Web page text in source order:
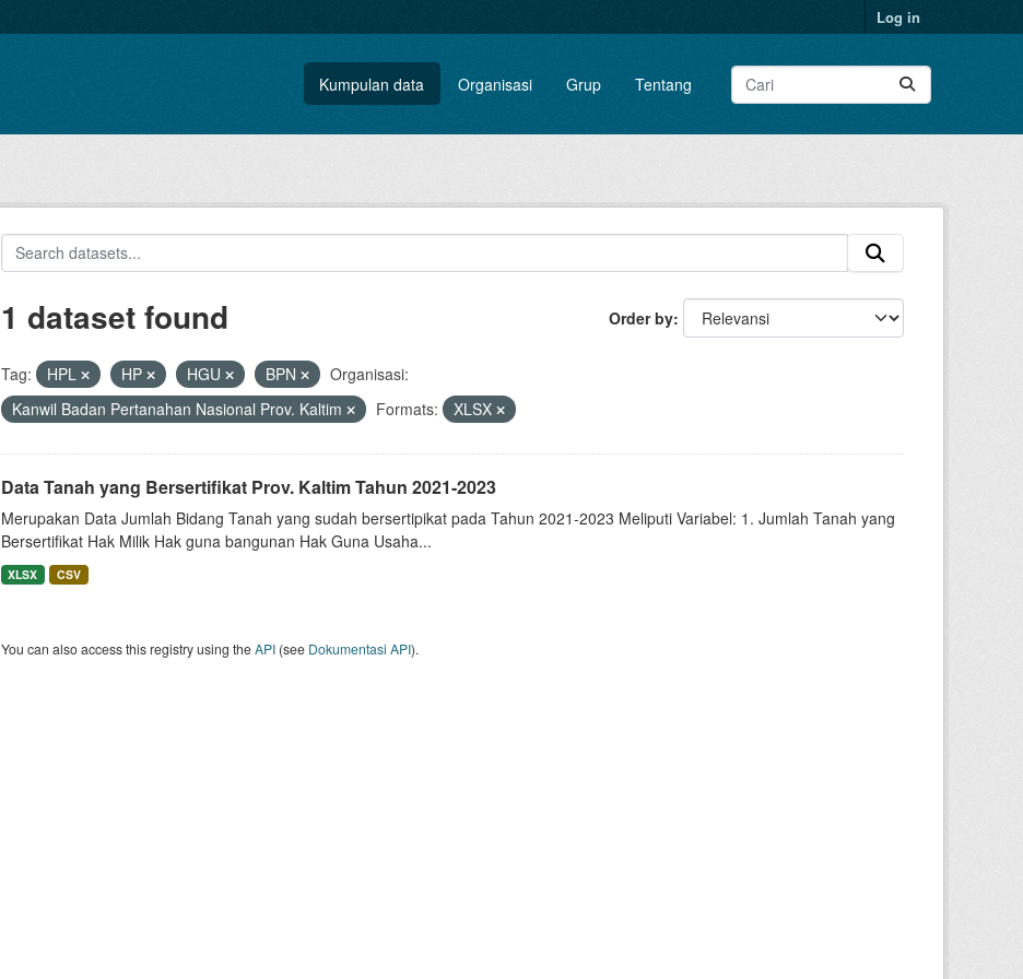
Log in
Kumpulan data Organisasi Grup Tentang
Order by
1 dataset found
Tag: HPL HP HGU BPN
Organisasi:
Kanwil Badan Pertanahan Nasional Prov. Kaltim
Formats: XLSX
Data Tanah yang Bersertifikat Prov. Kaltim Tahun 2021-2023
Merupakan Data Jumlah Bidang Tanah yang sudah bersertipikat pada Tahun 2021-2023 Meliputi Variabel: 1. Jumlah Tanah yang
Bersertifikat Hak Milik Hak guna bangunan Hak Guna Usaha...
XLSX CSV
You can also access this registry using theAPI(see Dokumentasi API).